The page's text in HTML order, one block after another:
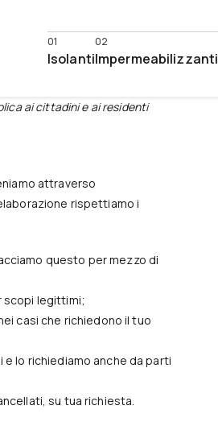
IsolantiImpermeabilizzanti
ai cittadini e ai residenti
attraverso
rispettiamo i
questo per mezzo di
scopi legittimi;
casi che richiedono il tuo
lo richiediamo anche da parti
su tua richiesta.